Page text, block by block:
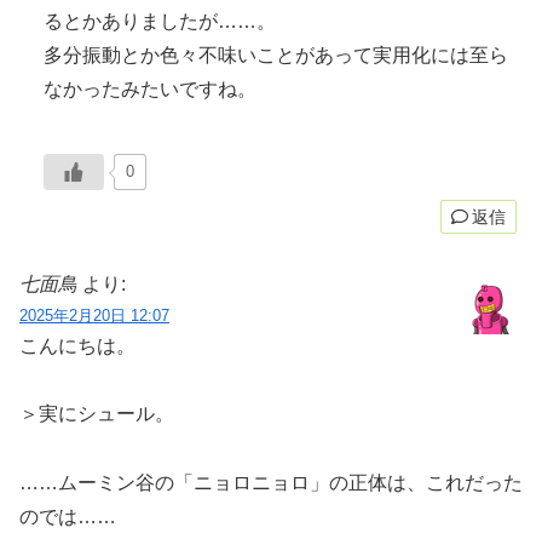
るとかありましたが……。
多分振動とか色々不味いことがあって実用化には至ら
なかったみたいですね。
0
返信
七面鳥 より:
2025年2月20日 12:07
こんにちは。
＞実にシュール。
……ムーミン谷の「ニョロニョロ」の正体は、これだった
のでは……